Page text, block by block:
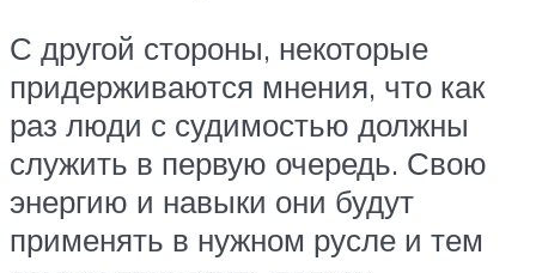
С другой стороны, некоторые
придерживаются мнения, что как
раз люди с судимостью должны
служить в первую очередь. Свою
энергию и навыки они будут
применять в нужном русле и тем